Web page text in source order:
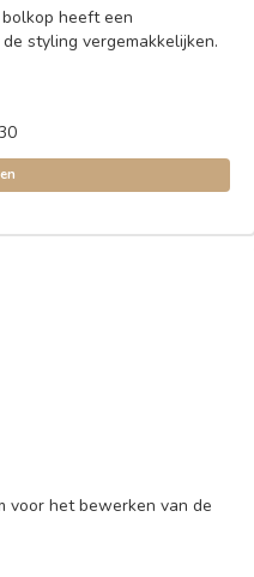
heeft een
styling vergemakkelijken.
voor het bewerken van de